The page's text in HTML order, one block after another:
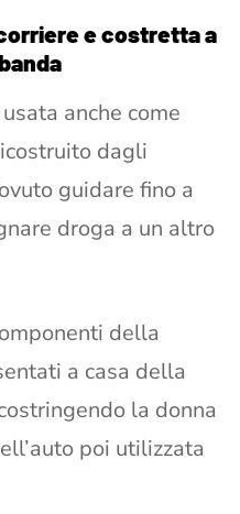
e costretta a
anche come
dagli
guidare fino a
droga a un altro
della
a casa della
la donna
poi utilizzata